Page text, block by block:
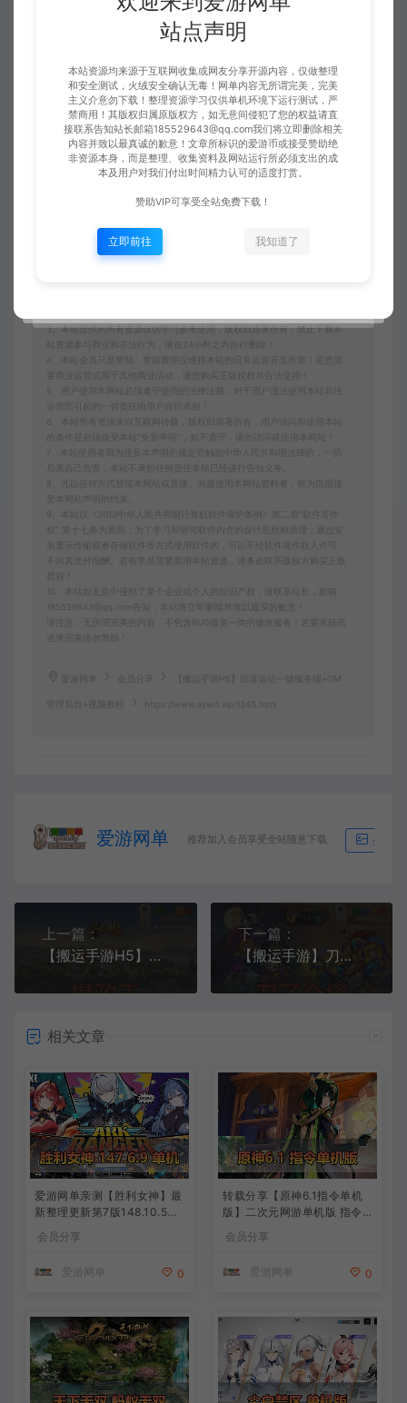
收藏 (1) 点赞 (0)
免责申明
本站内容均为虚拟内容，赞助后无法召回，顾不支持退换！避免纠纷耽误时
间！介意勿赞助！
3、本站提供的所有资源仅供学习参考使用，版权归原著所有，禁止下载本
站资源参与商业和非法行为，请在24小时之内自行删除！
4、本站会员只是赞助，赞助费用仅维持本站的日常运营开支所需！若您需
要商业运营或用于其他商业活动，请您购买正版授权并合法使用！
5、用户使用本网站必须遵守使用的法律法规，对于用户违法使用本站非法
6、本站所有资源来自互联网转载，版权归原著所有，用户访问和使用本站
的条件是必须接受本站“免责申明”，如不遵守，请勿访问或使用本网站！
7、本站使用者因为违反本声明的规定而触犯中华人民共和国法律的，一切
后果自己负责，本站不承担任何责任本站已经进行告知义务。
8、凡以任何方式登陆本网站或直接、间接使用本网站资料者，视为自愿接
受本网站声明的约束。
9、本站以《2013中华人民共和国计算机软件保护条例》第二章"软件菩作
权” 第十七条为原则：为了学习和研究软件内含的设计思想和原理，通过安
装显示传输或者存储软件等方式使用软件的，可以不经软件著作权人许可，
不向其支付报酬。若有学员需要商用本站资源，请务必联系版权方购买正版
10、本站如无意中侵犯了某个企业或个人的知识产权，请联系站长，邮箱：
185529643@qq.com告知，本站将立即删除并致以最深的歉意！
请注意：无所谓完美的内容，不包含BUG修复一类的修改服务！若要求较高
追求完美请勿赞助！
爱游网单 【搬运手游H5】部落远征一键服务端+GM
管理后台+视频教程 https://www.aywd.vip/1345.html
爱游网单 推荐加入会员享受全站随意下载 生成海
上一篇：
【搬运手游H5】摄政王 一键服务端+授权后台+视频教程
下一篇：
【搬运手游】刀了个塔回合制手游模拟器运行虚拟机一键端安卓+视频教程
相关文章
爱游网单亲测【胜利女神】最
新整理更新第7版148.10.5NI
活动148版本官服GM可无限
频安装教学
会员分享
爱游网单 0
转载分享【原神6.1指令单机
版】二次元网游单机版 指令
背包 抽卡 商店 MOD 未亲测
会员分享
爱游网单 0
站点声明
本站资源均来源于互联网收集或网友分享开源内容，仅做整理
和安全测试，火绒安全确认无毒！网单内容无所谓完美，完美
主义介意勿下载！整理资源学习仅供单机环境下运行测试，严
禁商用！其版权归属原版权方，如无意间侵犯了您的权益请直
接联系告知站长邮箱185529643@qq.com我们将立即删除相关
内容并致以最真诚的歉意！文章所标识的爱游币或接受赞助绝
非资源本身，而是整理、收集资料及网站运行所必须支出的成
本及用户对我们付出时间精力认可的适度打赏。
赞助VIP可享受全站免费下载！
立即前往 我知道了